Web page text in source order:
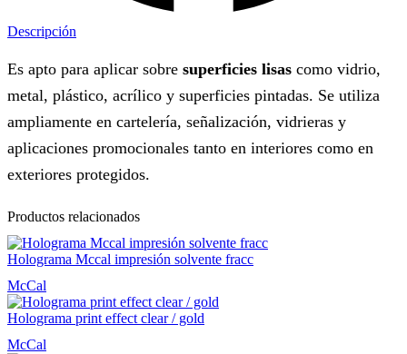
Descripción
Es apto para aplicar sobre superficies lisas como vidrio,
metal, plástico, acrílico y superficies pintadas. Se utiliza
ampliamente en cartelería, señalización, vidrieras y
aplicaciones promocionales tanto en interiores como en
exteriores protegidos.
Productos relacionados
Holograma Mccal impresión solvente fracc
McCal
Holograma print effect clear / gold
McCal